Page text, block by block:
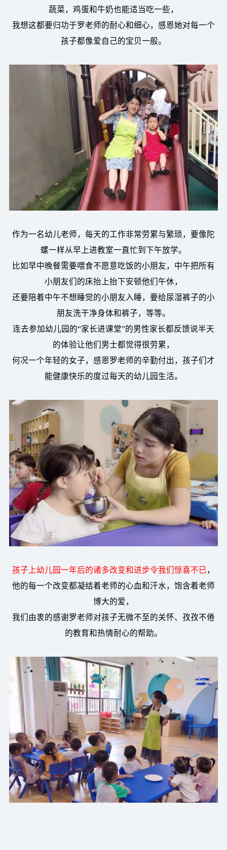
蔬菜，鸡蛋和牛奶也能适当吃一些，
我想这都要归功于罗老师的耐心和细心，感恩她对每一个
孩子都像爱自己的宝贝一般。
作为一名幼儿老师，每天的工作非常劳累与繁琐，要像陀
螺一样从早上进教室一直忙到下午放学。
比如早中晚餐需要喂食不愿意吃饭的小朋友，中午把所有
小朋友们的床抬上抬下安顿他们午休，
还要陪着中午不想睡觉的小朋友入睡，要给尿湿裤子的小
朋友洗干净身体和裤子，等等。
连去参加幼儿园的“家长进课堂”的男性家长都反馈说半天
的体验让他们男士都觉得很劳累，
何况一个年轻的女子，感恩罗老师的辛勤付出，孩子们才
能健康快乐的度过每天的幼儿园生活。
孩子上幼儿园一年后的诸多改变和进步令我们惊喜不已，
他的每一个改变都凝结着老师的心血和汗水，饱含着老师
博大的爱，
我们由衷的感谢罗老师对孩子无微不至的关怀、孜孜不倦
的教育和热情耐心的帮助。